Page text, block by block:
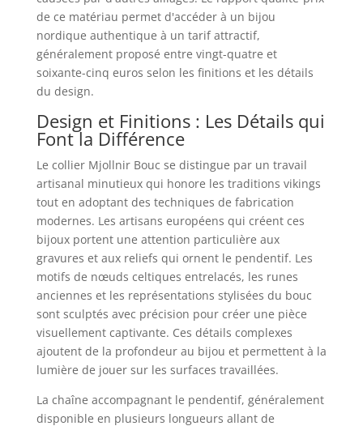
de ce matériau permet d'accéder à un bijou
nordique authentique à un tarif attractif,
généralement proposé entre vingt-quatre et
soixante-cinq euros selon les finitions et les détails
du design.
Design et Finitions : Les Détails qui
Font la Différence
Le collier Mjollnir Bouc se distingue par un travail
artisanal minutieux qui honore les traditions vikings
tout en adoptant des techniques de fabrication
modernes. Les artisans européens qui créent ces
bijoux portent une attention particulière aux
gravures et aux reliefs qui ornent le pendentif. Les
motifs de nœuds celtiques entrelacés, les runes
anciennes et les représentations stylisées du bouc
sont sculptés avec précision pour créer une pièce
visuellement captivante. Ces détails complexes
ajoutent de la profondeur au bijou et permettent à la
lumière de jouer sur les surfaces travaillées.
La chaîne accompagnant le pendentif, généralement
disponible en plusieurs longueurs allant de